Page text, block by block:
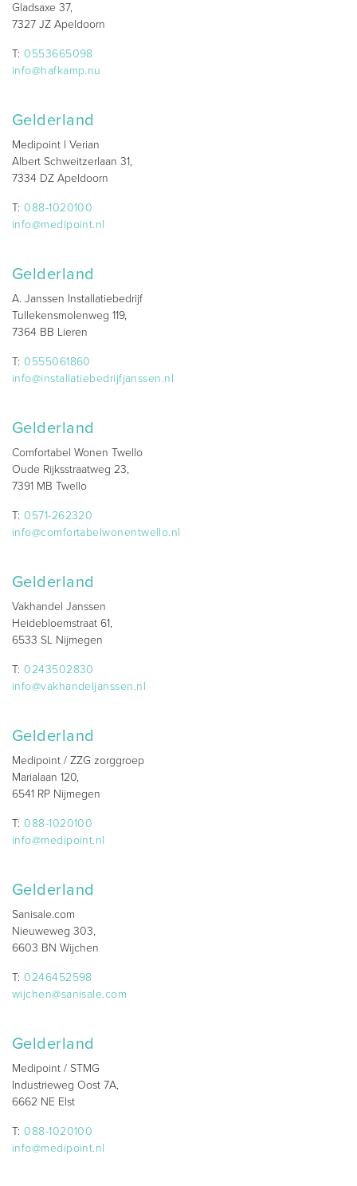
Gladsaxe 37,
7327 JZ Apeldoorn
T:0553665098
info@hafkamp.nu
Gelderland
Medipoint l Verian
Albert Schweitzerlaan 31,
7334 DZ Apeldoorn
T:088-1020100
info@medipoint.nl
Gelderland
A. Janssen Installatiebedrijf
Tullekensmolenweg 119,
7364 BB Lieren
T:0555061860
info@installatiebedrijfjanssen.nl
Gelderland
Comfortabel Wonen Twello
Oude Rijksstraatweg 23,
7391 MB Twello
T:0571-262320
info@comfortabelwonentwello.nl
Gelderland
Vakhandel Janssen
Heidebloemstraat 61,
6533 SL Nijmegen
T:0243502830
info@vakhandeljanssen.nl
Gelderland
Medipoint / ZZG zorggroep
Marialaan 120,
6541 RP Nijmegen
T:088-1020100
info@medipoint.nl
Gelderland
Sanisale.com
Nieuweweg 303,
6603 BN Wijchen
T:0246452598
wijchen@sanisale.com
Gelderland
Medipoint / STMG
Industrieweg Oost 7A,
6662 NE Elst
T:088-1020100
info@medipoint.nl